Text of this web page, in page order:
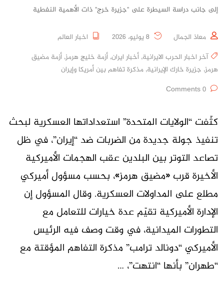
إلى جانب دراسة السيطرة على "جزيرة خرج" ذات الأهمية النفطية
معاذ الجمال
اخبار العالم
آخر اخبار الحرب الايرانية, أخبار ايران, أزمة خليج هرمز, أزمة مضيق
هرمز, جزيرة خارك الإيرانية, مذكرة تفاهم بين أمريكا وإيران
كثّفت “الولايات المتحدة” استعداداتها العسكرية لبحث
تنفيذ جولة جديدة من الضربات ضد “إيران”، في ظل
تصاعد التوتر بين البلدين عقب الهجمات الأميركية
الأخيرة قرب «مضيق هرمز»، بحسب مسؤول أميركي
مطلع على المداولات العسكرية. وقال المسؤول إن
الإدارة الأميركية تقيّم عدة خيارات للتعامل مع
التطورات الميدانية، في وقت وصف فيه الرئيس
الأميركي “دونالد ترامب” مذكرة التفاهم المؤقتة مع
“طهران” بأنها “انتهت”، …